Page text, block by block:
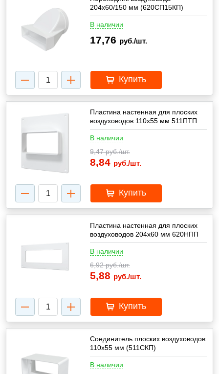
204х60/150 мм (620СП15КП)
В наличии
17,76 руб./шт.
Купить
Пластина настенная для плоских
воздуховодов 110х55 мм 511ПТП
В наличии
9,47руб./шт.
8,84 руб./шт.
Купить
Пластина настенная для плоских
воздуховодов 204х60 мм 620НПП
В наличии
6,92руб./шт.
5,88 руб./шт.
Купить
Соединитель плоских воздуховодов
110х55 мм (511СКП)
В наличии